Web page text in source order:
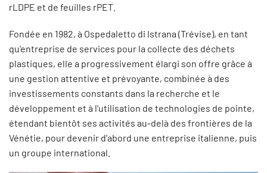
rLDPE et de feuilles rPET.
Fondée en 1982, à Ospedaletto di Istrana (Trévise), en tant
qu'entreprise de services pour la collecte des déchets
plastiques, elle a progressivement élargi son offre grâce à
une gestion attentive et prévoyante, combinée à des
investissements constants dans la recherche et le
développement et à l'utilisation de technologies de pointe,
étendant bientôt ses activités au-delà des frontières de la
Vénétie, pour devenir d'abord une entreprise italienne, puis
un groupe international.